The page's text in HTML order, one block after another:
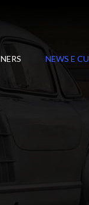
NEWS E